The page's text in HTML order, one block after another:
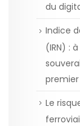
du
Indice
(IRN) :
Le